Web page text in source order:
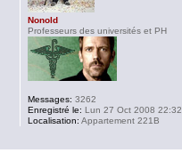
Nonold
Professeurs des universités et PH
Messages: 3262
Enregistré le: Lun 27 Oct 2008 22:32
Localisation: Appartement 221B